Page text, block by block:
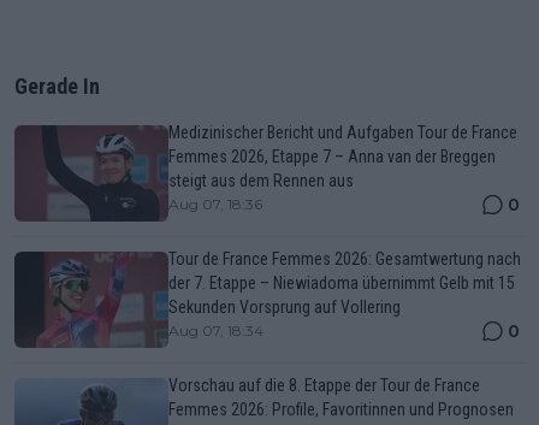
Gerade In
Medizinischer Bericht und Aufgaben Tour de France
Femmes 2026, Etappe 7 – Anna van der Breggen
steigt aus dem Rennen aus
Aug 07, 18:36 0
Tour de France Femmes 2026: Gesamtwertung nach
der 7. Etappe – Niewiadoma übernimmt Gelb mit 15
Sekunden Vorsprung auf Vollering
Aug 07, 18:34 0
Vorschau auf die 8. Etappe der Tour de France
Femmes 2026: Profile, Favoritinnen und Prognosen